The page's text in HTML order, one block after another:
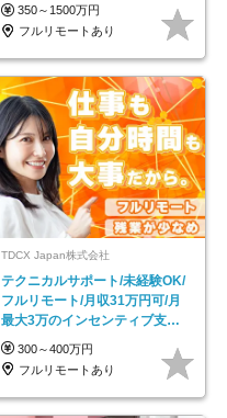
350～1500万円
フルリモートあり
TDCX Japan株式会社
テクニカルサポート/未経験OK/
フルリモート/月収31万円可/月
最大3万のインセンティブ支給/
平均年齢33歳
300～400万円
フルリモートあり